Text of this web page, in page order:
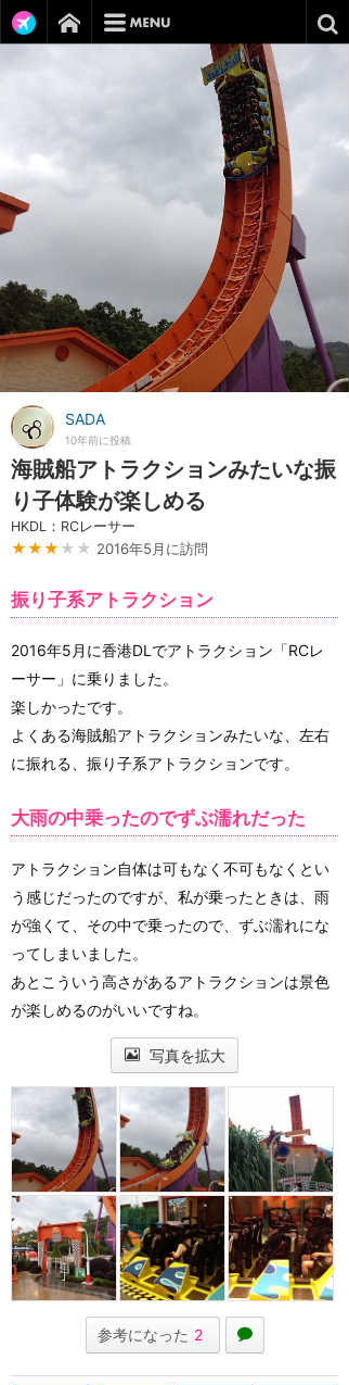
SADA
10年前に投稿
海賊船アトラクションみたいな振
り子体験が楽しめる
HKDL：RCレーサー
★★★ ★★ 2016年5月に訪問
振り子系アトラクション
2016年5月に香港DLでアトラクション「RCレ
ーサー」に乗りました。
楽しかったです。
よくある海賊船アトラクションみたいな、左右
に振れる、振り子系アトラクションです。
大雨の中乗ったのでずぶ濡れだった
アトラクション自体は可もなく不可もなくとい
う感じだったのですが、私が乗ったときは、雨
が強くて、その中で乗ったので、ずぶ濡れにな
ってしまいました。
あとこういう高さがあるアトラクションは景色
が楽しめるのがいいですね。
写真を拡大
参考になった 2